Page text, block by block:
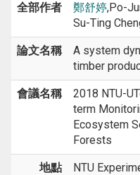
全部作者 鄭舒婷,Po-
Su-Ting
論文名稱
A system
timber
會議名稱
2018 NTU-
term
Ecosystem
Forests
地點 NTU